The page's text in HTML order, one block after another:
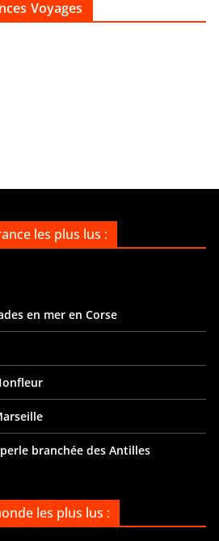
Voyages
les plus lus :
en mer en Corse
branchée des Antilles
les plus lus :